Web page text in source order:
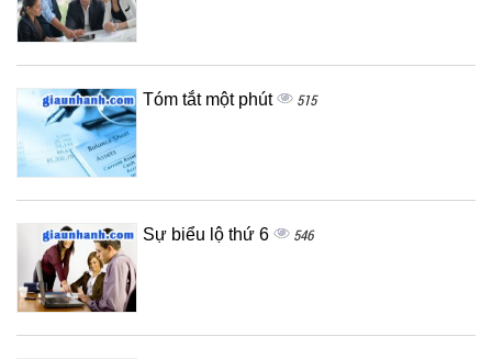
Tóm tắt một phút 515
Sự biểu lộ thứ 6 546